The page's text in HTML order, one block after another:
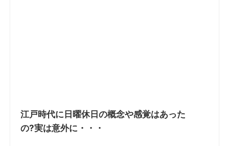
江戸時代に日曜休日の概念や感覚はあった
の?実は意外に・・・